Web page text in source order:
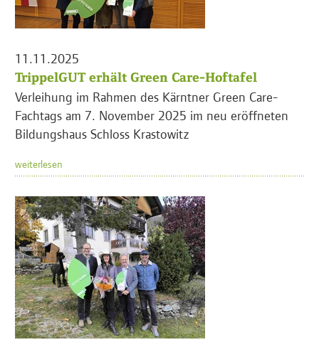
11.11.2025
TrippelGUT erhält Green Care-Hoftafel
Verleihung im Rahmen des Kärntner Green Care-
Fachtags am 7. November 2025 im neu eröffneten
Bildungshaus Schloss Krastowitz
weiterlesen